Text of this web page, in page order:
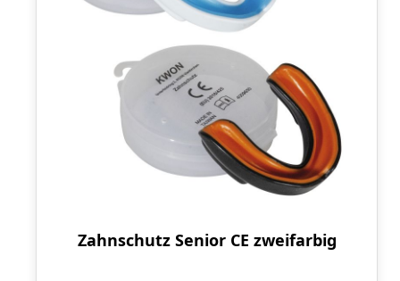
Zahnschutz Senior CE zweifarbig